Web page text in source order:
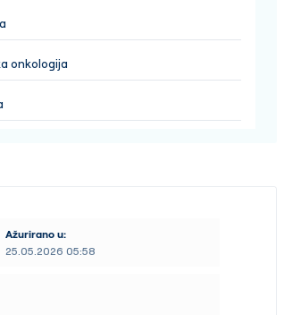
onkologija
Ažurirano u:
25.05.2026 05:58